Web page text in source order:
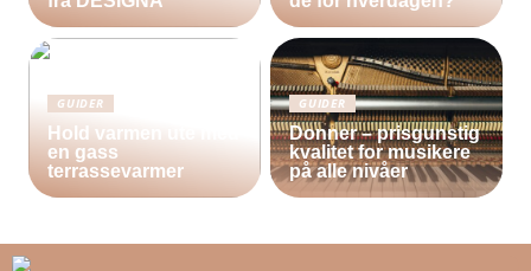
GUIDER
Hold varmen ute med
en gass
terrassevarmer
GUIDER
Donner – prisgunstig
kvalitet for musikere
på alle nivåer